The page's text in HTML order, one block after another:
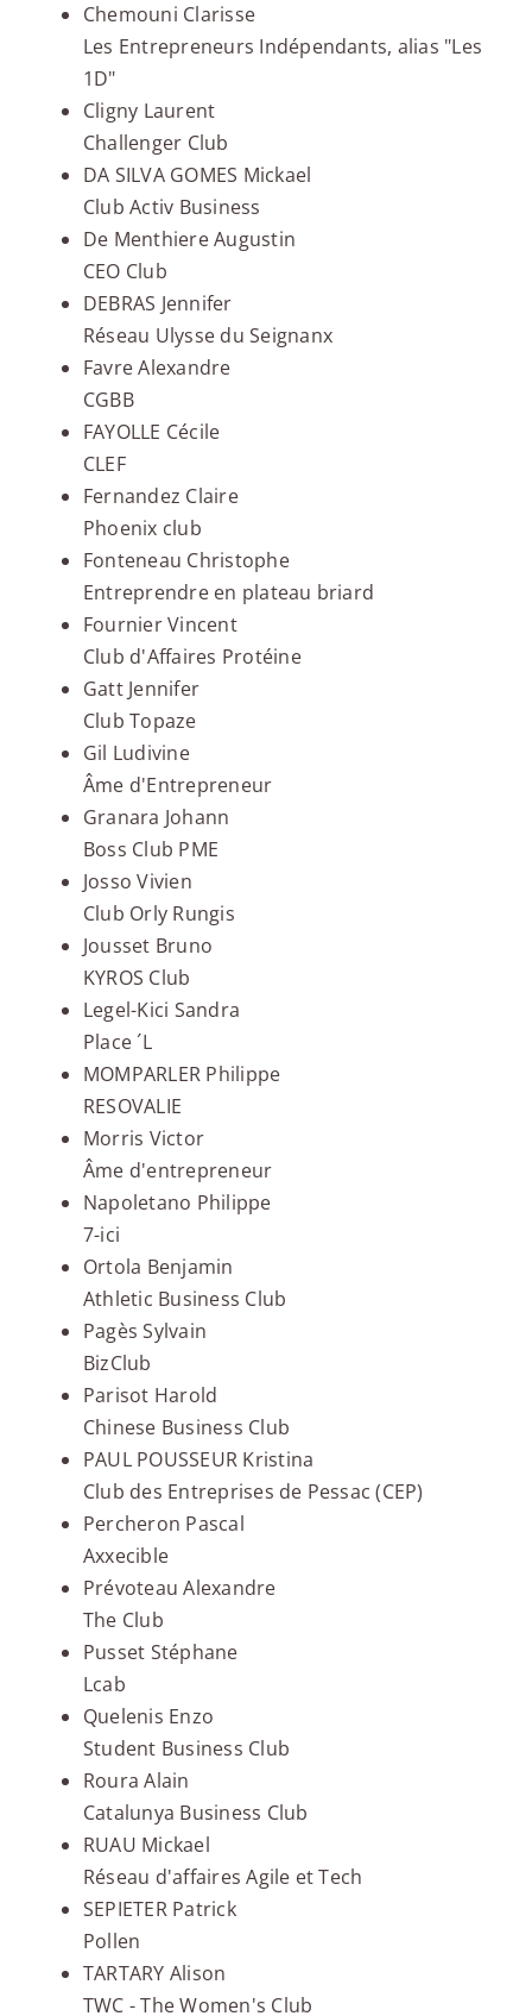
Chemouni Clarisse
Les Entrepreneurs Indépendants, alias "Les
1D"
Cligny Laurent
Challenger Club
DA SILVA GOMES Mickael
Club Activ Business
De Menthiere Augustin
CEO Club
DEBRAS Jennifer
Réseau Ulysse du Seignanx
Favre Alexandre
CGBB
FAYOLLE Cécile
CLEF
Fernandez Claire
Phoenix club
Fonteneau Christophe
Entreprendre en plateau briard
Fournier Vincent
Club d'Affaires Protéine
Gatt Jennifer
Club Topaze
Gil Ludivine
Âme d'Entrepreneur
Granara Johann
Boss Club PME
Josso Vivien
Club Orly Rungis
Jousset Bruno
KYROS Club
Legel-Kici Sandra
Place ´L
MOMPARLER Philippe
RESOVALIE
Morris Victor
Âme d'entrepreneur
Napoletano Philippe
7-ici
Ortola Benjamin
Athletic Business Club
Pagès Sylvain
BizClub
Parisot Harold
Chinese Business Club
PAUL POUSSEUR Kristina
Club des Entreprises de Pessac (CEP)
Percheron Pascal
Axxecible
Prévoteau Alexandre
The Club
Pusset Stéphane
Lcab
Quelenis Enzo
Student Business Club
Roura Alain
Catalunya Business Club
RUAU Mickael
Réseau d'affaires Agile et Tech
SEPIETER Patrick
Pollen
TARTARY Alison
TWC - The Women's Club